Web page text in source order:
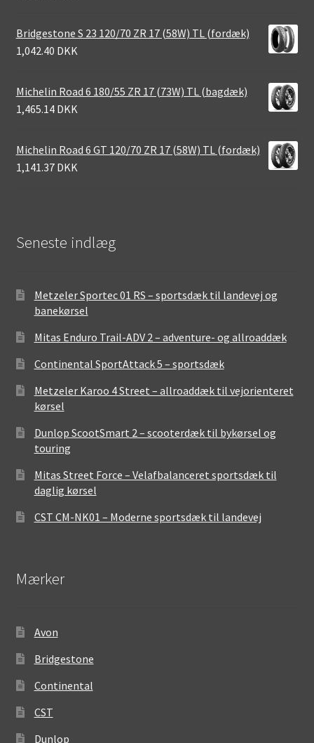
Bridgestone S 23 120/70 ZR 17 (58W) TL (fordæk)
1,042.40 DKK
Michelin Road 6 180/55 ZR 17 (73W) TL (bagdæk)
1,465.14 DKK
Michelin Road 6 GT 120/70 ZR 17 (58W) TL (fordæk)
1,141.37 DKK
Seneste indlæg
Metzeler Sportec 01 RS – sportsdæk til landevej og
banekørsel
Mitas Enduro Trail-ADV 2 – adventure- og allroaddæk
Continental SportAttack 5 – sportsdæk
Metzeler Karoo 4 Street – allroaddæk til vejorienteret
kørsel
Dunlop ScootSmart 2 – scooterdæk til bykørsel og
touring
Mitas Street Force – Velafbalanceret sportsdæk til
daglig kørsel
CST CM-NK01 – Moderne sportsdæk til landevej
Mærker
Avon
Bridgestone
Continental
CST
Dunlop